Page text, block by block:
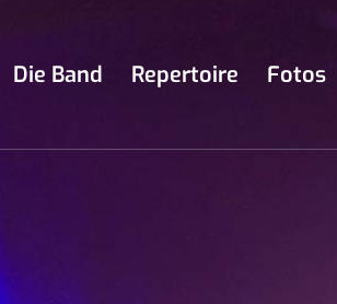
Die Band Repertoire Fotos